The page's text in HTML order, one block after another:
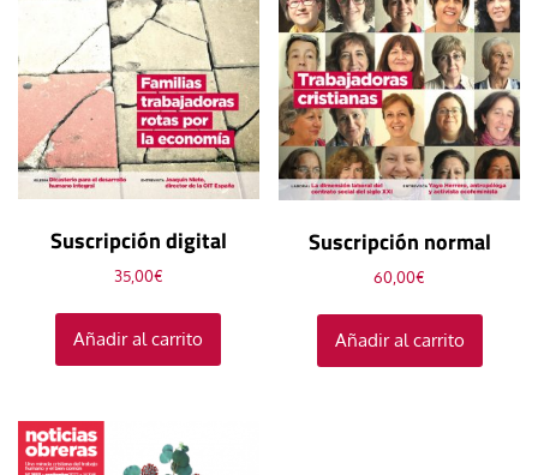
Suscripción digital
35,00€
Añadir al carrito
Suscripción normal
60,00€
Añadir al carrito